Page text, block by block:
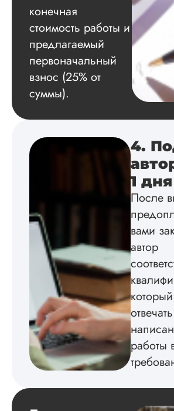
конечная
стоимость работы и
предлагаемый
первоначальный
взнос (25% от
суммы).
4.
1 дня
После
вами
автор
работы